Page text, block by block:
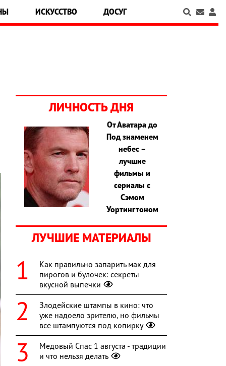
ИСКУССТВО ДОСУГ
ЛИЧНОСТЬ ДНЯ
От Аватара до
Под знаменем
небес –
лучшие
фильмы и
сериалы с
Сэмом
Уортингтоном
ЛУЧШИЕ МАТЕРИАЛЫ
Как правильно запарить мак для
пирогов и булочек: секреты
вкусной выпечки
Злодейские штампы в кино: что
уже надоело зрителю, но фильмы
все штампуются под копирку
Медовый Спас 1 августа - традиции
и что нельзя делать